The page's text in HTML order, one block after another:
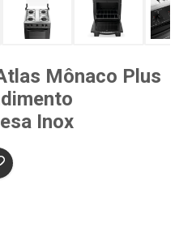
Mônaco Plus
Inox